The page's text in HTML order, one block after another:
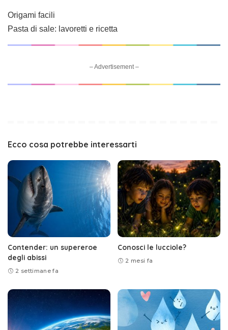
Origami facili
Pasta di sale: lavoretti e ricetta
– Advertisement –
Ecco cosa potrebbe interessarti
Contender: un supereroe
degli abissi
2 settimane fa
Conosci le lucciole?
2 mesi fa